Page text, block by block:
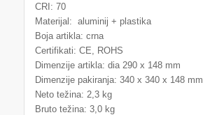
CRI: 70
Materijal: aluminij + plastika
Boja artikla: crna
Certifikati: CE, ROHS
Dimenzije artikla: dia 290 x 148 mm
Dimenzije pakiranja: 340 x 340 x 148 mm
Neto težina: 2,3 kg
Bruto težina: 3,0 kg